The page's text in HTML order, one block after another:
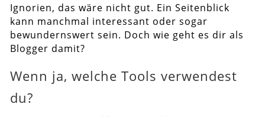
Ignorien, das wäre nicht gut. Ein Seitenblick
kann manchmal interessant oder sogar
bewundernswert sein. Doch wie geht es dir als
Blogger damit?
Wenn ja, welche Tools verwendest
du?